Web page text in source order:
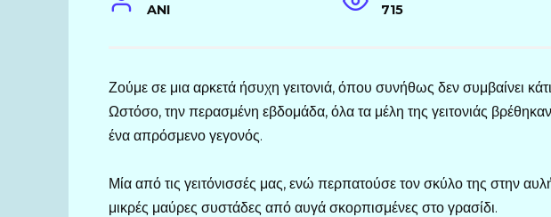
ANI 715
Ζούμε σε μια αρκετά ήσυχη γειτονιά, όπου συνήθως δεν συμβαίνει κάτι
Ωστόσο, την περασμένη εβδομάδα, όλα τα μέλη της γειτονιάς
ένα απρόσμενο γεγονός.
Μία από τις γειτόνισσές μας, ενώ περπατούσε τον σκύλο της στην
μικρές μαύρες συστάδες από αυγά σκορπισμένες στο γρασίδι.